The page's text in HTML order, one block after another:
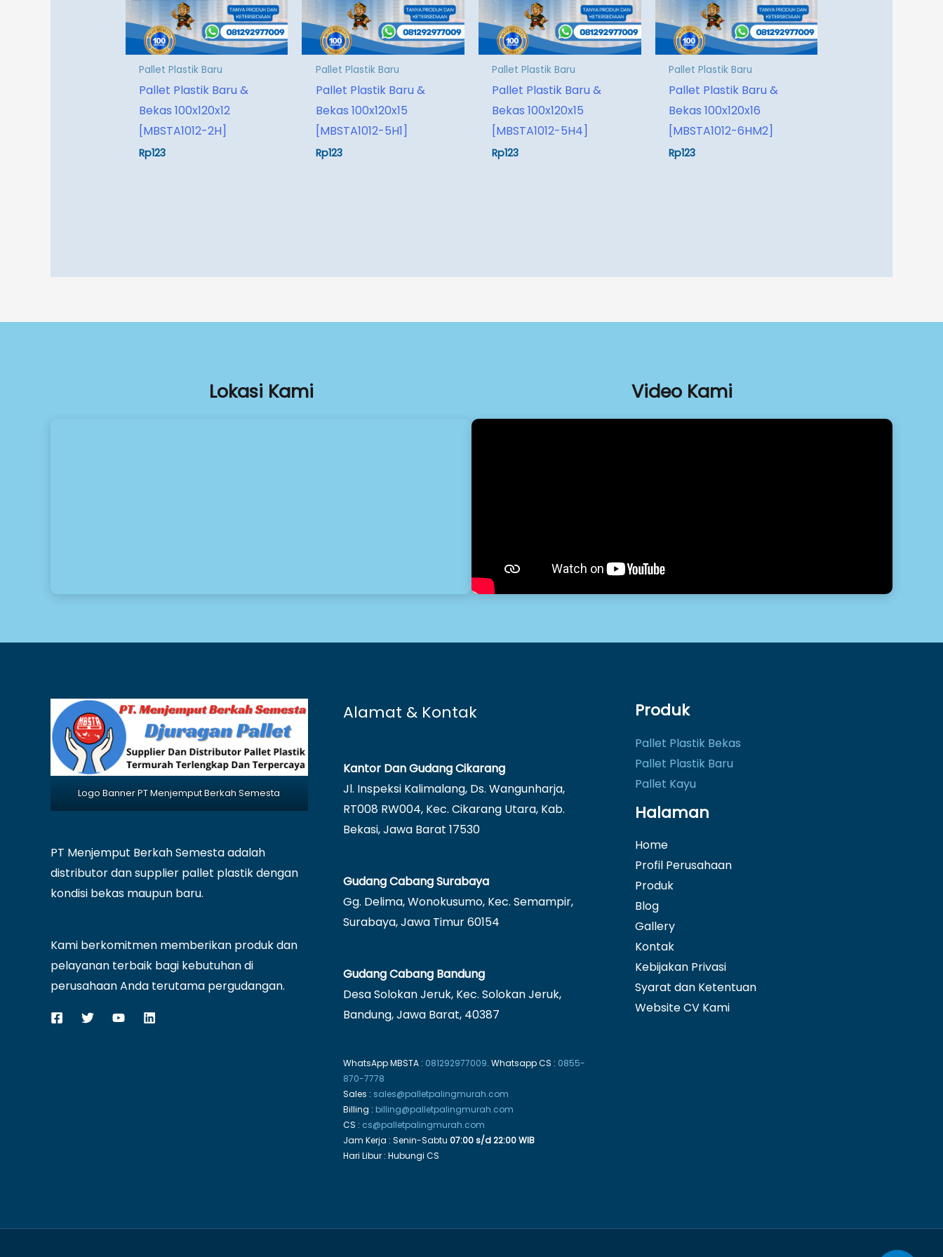
Pallet Plastik Baru
Pallet Plastik Baru &
Bekas 100x120x12
[MBSTA1012-2H]
Rp123
Pallet Plastik Baru
Pallet Plastik Baru &
Bekas 100x120x15
[MBSTA1012-5H1]
Rp123
Pallet Plastik Baru
Pallet Plastik Baru &
Bekas 100x120x15
[MBSTA1012-5H4]
Rp123
Pallet Plastik Baru
Pallet Plastik Baru &
Bekas 100x120x16
[MBSTA1012-6HM2]
Rp123
Lokasi Kami Video Kami
Logo Banner PT Menjemput Berkah Semesta
PT Menjemput Berkah Semesta adalah
distributor dan supplier pallet plastik dengan
kondisi bekas maupun baru.
Kami berkomitmen memberikan produk dan
pelayanan terbaik bagi kebutuhan di
perusahaan Anda terutama pergudangan.
Alamat & Kontak
Kantor Dan Gudang Cikarang
Jl. Inspeksi Kalimalang, Ds. Wangunharja,
RT008 RW004, Kec. Cikarang Utara, Kab.
Bekasi, Jawa Barat 17530
Gudang Cabang Surabaya
Gg. Delima, Wonokusumo, Kec. Semampir,
Surabaya, Jawa Timur 60154
Gudang Cabang Bandung
Desa Solokan Jeruk, Kec. Solokan Jeruk,
Bandung, Jawa Barat, 40387
WhatsApp MBSTA : 081292977009. Whatsapp CS : 0855-
870-7778
Sales : sales@palletpalingmurah.com
Billing : billing@palletpalingmurah.com
CS : cs@palletpalingmurah.com
Jam Kerja : Senin-Sabtu 07:00 s/d 22:00 WIB
Hari Libur : Hubungi CS
Produk
Pallet Plastik Bekas
Pallet Plastik Baru
Pallet Kayu
Halaman
Home
Profil Perusahaan
Produk
Blog
Gallery
Kontak
Kebijakan Privasi
Syarat dan Ketentuan
Website CV Kami